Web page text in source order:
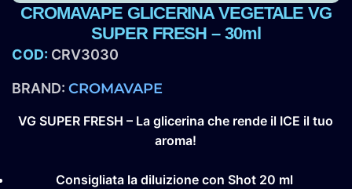
CROMAVAPE GLICERINA VEGETALE VG
SUPER FRESH – 30ml
COD: CRV3030
BRAND: CROMAVAPE
VG SUPER FRESH – La glicerina che rende il ICE il tuo
aroma!
Consigliata la diluizione con Shot 20 ml